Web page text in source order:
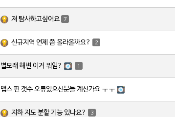
저 탐사하고싶어요 7
신규지역 언제 쯤 올라올까요? 2
별모래 해변 이거 뭐임? 1
맵스 핀 갯수 오류있으신분들 계신가요 ㅜㅜ
지하 지도 분할 기능 있나요? 3